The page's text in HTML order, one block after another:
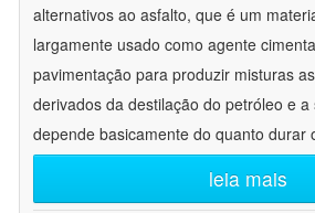
alternativos ao asfalto, que é um
largamente usado como agente
pavimentação para produzir misturas
derivados da destilação do petróleo e
depende basicamente do quanto durar
leia mais